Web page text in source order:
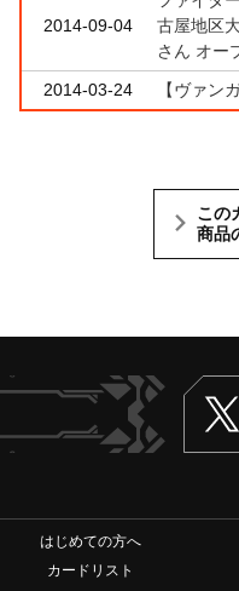
2014-09-04
古屋地区
さん オー
2014-03-24
【ヴァン
この
商品
はじめての方へ
カードリスト